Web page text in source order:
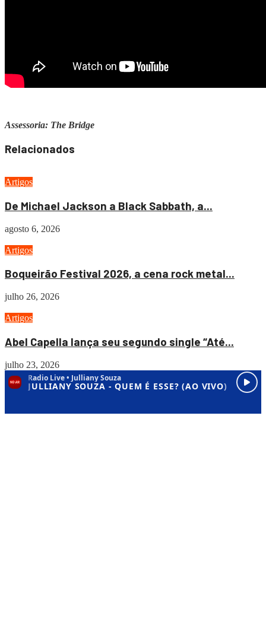
Assessoria: The Bridge
Relacionados
Artigos
De Michael Jackson a Black Sabbath, a...
agosto 6, 2026
Artigos
Boqueirão Festival 2026, a cena rock metal...
julho 26, 2026
Artigos
Abel Capella lança seu segundo single “Até...
julho 23, 2026